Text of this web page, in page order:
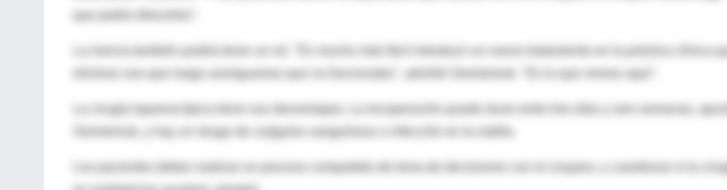
eliminar uno que luego averiguamos que no funcionaba", advirtió Siemieniuk. "Es lo que vemos aquí".
La cirugía laparoscópica tiene sus desventajas. La recuperación puede durar entre tres días y seis semanas,
Siemieniuk, y hay un riesgo de coágulos sanguíneos o infección en la rodilla.
Los pacientes deben realizar un proceso compartido de toma de decisiones con el cirujano, y cuestionar si la